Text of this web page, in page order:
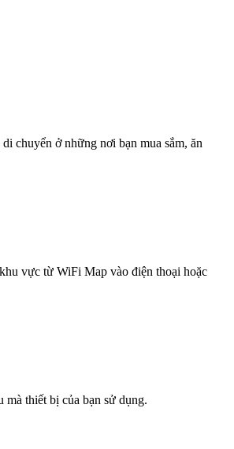
chuyển ở những nơi bạn mua sắm, ăn
vực từ WiFi Map vào điện thoại hoặc
thiết bị của bạn sử dụng.